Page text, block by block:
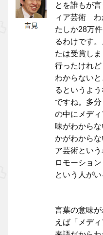
とを誰もが
ィア芸術 わ
たしか28万
るわけです
たは受賞し
行ったけれ
わからない
るというよ
ですね。多
の中にメデ
味がわから
かがわから
ア芸術とい
ロモーショ
という人がい
言葉の意味
えば「メデ